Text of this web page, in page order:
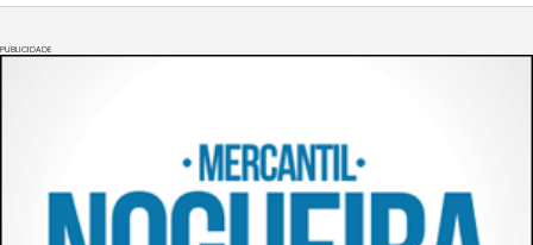
PUBLICIDADE